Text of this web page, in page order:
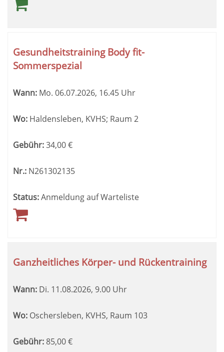
Gesundheitstraining Body fit-
Sommerspezial
Wann: Mo. 06.07.2026, 16.45 Uhr
Wo: Haldensleben, KVHS; Raum 2
Gebühr:34,00€
Nr.: N261302135
Status:Anmeldung auf Warteliste
Ganzheitliches Körper- und Rückentraining
Wann: Di. 11.08.2026, 9.00 Uhr
Wo: Oschersleben, KVHS, Raum 103
Gebühr: 85,00€